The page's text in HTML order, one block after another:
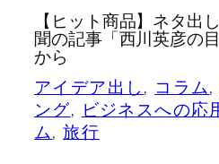
【ヒット商品】ネタ
聞の記事「西川英彦の
から
アイデア出し, コラム,
ング, ビジネスへの応
ム, 旅行